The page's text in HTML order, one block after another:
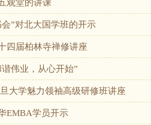
观堂的讲课
”对北大国学班的开示
届柏林寺禅修讲座
伟业，从心开始”
大学魅力领袖高级研修班讲座
EMBA学员开示